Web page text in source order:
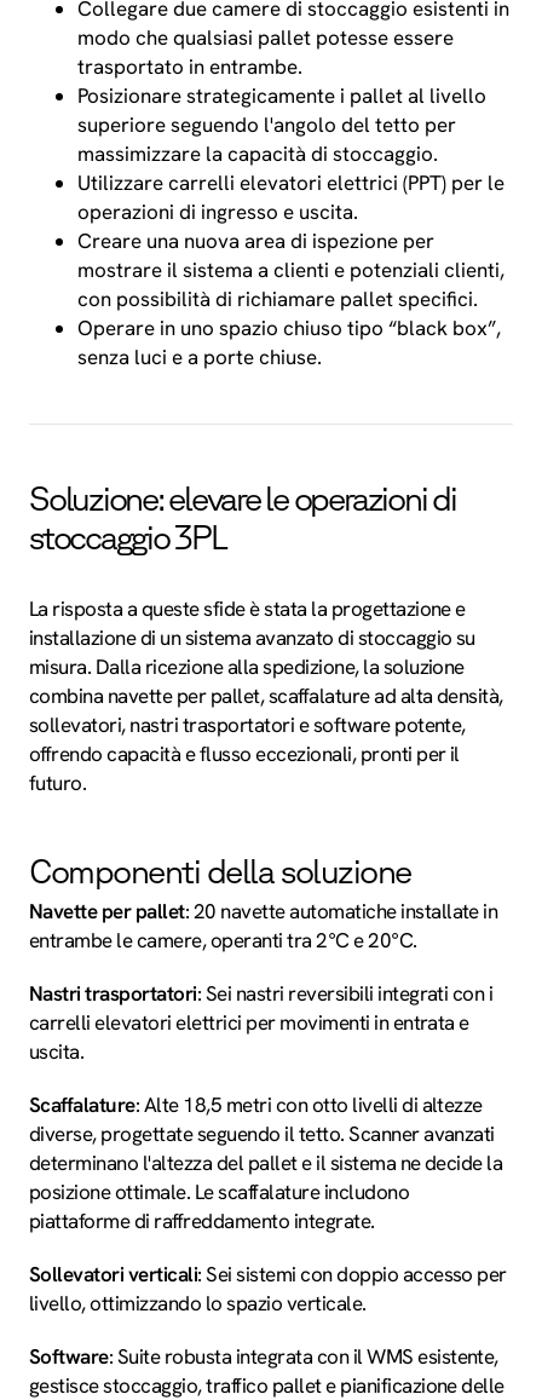
Collegare due camere di stoccaggio esistenti in
modo che qualsiasi pallet potesse essere
trasportato in entrambe.
Posizionare strategicamente i pallet al livello
superiore seguendo l'angolo del tetto per
massimizzare la capacità di stoccaggio.
Utilizzare carrelli elevatori elettrici (PPT) per le
operazioni di ingresso e uscita.
Creare una nuova area di ispezione per
mostrare il sistema a clienti e potenziali clienti,
con possibilità di richiamare pallet specifici.
Operare in uno spazio chiuso tipo “black box”,
senza luci e a porte chiuse.
Soluzione: elevare le operazioni di
stoccaggio 3PL
La risposta a queste sfide è stata la progettazione e
installazione di un sistema avanzato di stoccaggio su
misura. Dalla ricezione alla spedizione, la soluzione
combina navette per pallet, scaffalature ad alta densità,
sollevatori, nastri trasportatori e software potente,
offrendo capacità e flusso eccezionali, pronti per il
futuro.
Componenti della soluzione
Navette per pallet: 20 navette automatiche installate in
entrambe le camere, operanti tra 2°C e 20°C.
Nastri trasportatori: Sei nastri reversibili integrati con i
carrelli elevatori elettrici per movimenti in entrata e
uscita.
Scaffalature: Alte 18,5 metri con otto livelli di altezze
diverse, progettate seguendo il tetto. Scanner avanzati
determinano l'altezza del pallet e il sistema ne decide la
posizione ottimale. Le scaffalature includono
piattaforme di raffreddamento integrate.
Sollevatori verticali: Sei sistemi con doppio accesso per
livello, ottimizzando lo spazio verticale.
Software: Suite robusta integrata con il WMS esistente,
gestisce stoccaggio, traffico pallet e pianificazione delle